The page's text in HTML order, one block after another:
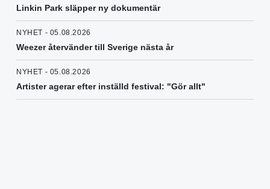
Linkin Park släpper ny dokumentär
NYHET - 05.08.2026
Weezer återvänder till Sverige nästa år
NYHET - 05.08.2026
Artister agerar efter inställd festival: "Gör allt"